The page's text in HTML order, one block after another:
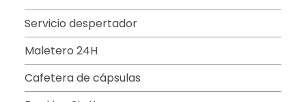
Servicio despertador
Maletero 24H
Cafetera de cápsulas